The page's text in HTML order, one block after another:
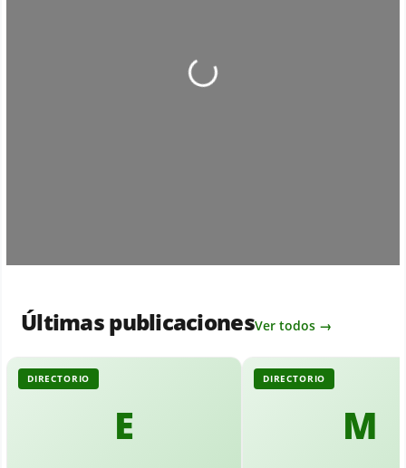
Loading...
Últimas publicacionesVer todos →
E
DIRECTORIO
M
DIRECTORIO